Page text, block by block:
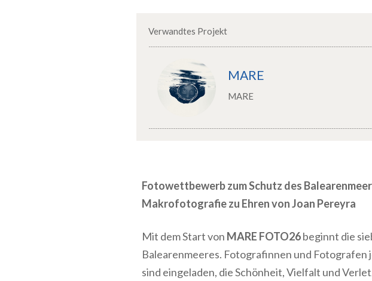
Verwandtes Projekt
MARE
MARE
Fotowettbewerb zum Schutz des
Makrofotografie zu Ehren von Joan Pereyra
Mit dem Start von MARE FOTO26beginnt die
Balearenmeeres. Fotografinnen und
sind eingeladen, die Schönheit, Vielfalt und